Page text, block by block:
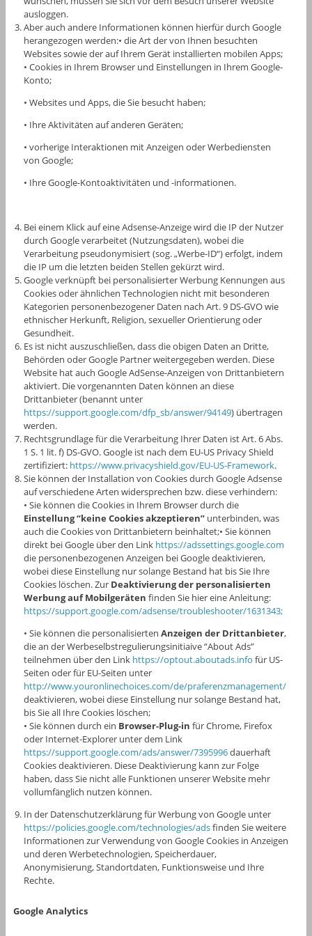
ausloggen.
Aber auch andere Informationen können hierfür durch Google
herangezogen werden:• die Art der von Ihnen besuchten
Websites sowie der auf Ihrem Gerät installierten mobilen Apps;
• Cookies in Ihrem Browser und Einstellungen in Ihrem Google-
Konto;
• Websites und Apps, die Sie besucht haben;
• Ihre Aktivitäten auf anderen Geräten;
• vorherige Interaktionen mit Anzeigen oder Werbediensten
von Google;
• Ihre Google-Kontoaktivitäten und -informationen.
Bei einem Klick auf eine Adsense-Anzeige wird die IP der Nutzer
durch Google verarbeitet (Nutzungsdaten), wobei die
Verarbeitung pseudonymisiert (sog. „Werbe-ID“) erfolgt, indem
die IP um die letzten beiden Stellen gekürzt wird.
Google verknüpft bei personalisierter Werbung Kennungen aus
Cookies oder ähnlichen Technologien nicht mit besonderen
Kategorien personenbezogener Daten nach Art. 9 DS-GVO wie
ethnischer Herkunft, Religion, sexueller Orientierung oder
Gesundheit.
Es ist nicht auszuschließen, dass die obigen Daten an Dritte,
Behörden oder Google Partner weitergegeben werden. Diese
Website hat auch Google AdSense-Anzeigen von Drittanbietern
aktiviert. Die vorgenannten Daten können an diese
Drittanbieter (benannt unter
https://support.google.com/dfp_sb/answer/94149) übertragen
werden.
Rechtsgrundlage für die Verarbeitung Ihrer Daten ist Art. 6 Abs.
1 S. 1 lit. f) DS-GVO. Google ist nach dem EU-US Privacy Shield
zertifiziert: https://www.privacyshield.gov/EU-US-Framework.
Sie können der Installation von Cookies durch Google Adsense
auf verschiedene Arten widersprechen bzw. diese verhindern:
• Sie können die Cookies in Ihrem Browser durch die
Einstellung “keine Cookies akzeptieren”unterbinden, was
auch die Cookies von Drittanbietern beinhaltet;• Sie können
direkt bei Google über den Link https://adssettings.google.com
die personenbezogenen Anzeigen bei Google deaktivieren,
wobei diese Einstellung nur solange Bestand hat bis Sie Ihre
Cookies löschen. Zur Deaktivierung der personalisierten
Werbung auf Mobilgeräten finden Sie hier eine Anleitung:
https://support.google.com/adsense/troubleshooter/1631343;
• Sie können die personalisierten Anzeigen der Drittanbieter,
die an der Werbeselbstregulierungsinitiaive “About Ads”
teilnehmen über den Link https://optout.aboutads.info für US-
Seiten oder für EU-Seiten unter
http://www.youronlinechoices.com/de/praferenzmanagement/
deaktivieren, wobei diese Einstellung nur solange Bestand hat,
bis Sie all Ihre Cookies löschen;
• Sie können durch ein Browser-Plug-in für Chrome, Firefox
oder Internet-Explorer unter dem Link
https://support.google.com/ads/answer/7395996dauerhaft
Cookies deaktivieren. Diese Deaktivierung kann zur Folge
haben, dass Sie nicht alle Funktionen unserer Website mehr
vollumfänglich nutzen können.
In der Datenschutzerklärung für Werbung von Google unter
https://policies.google.com/technologies/adsfinden Sie weitere
Informationen zur Verwendung von Google Cookies in Anzeigen
und deren Werbetechnologien, Speicherdauer,
Anonymisierung, Standortdaten, Funktionsweise und Ihre
Rechte.
Google Analytics